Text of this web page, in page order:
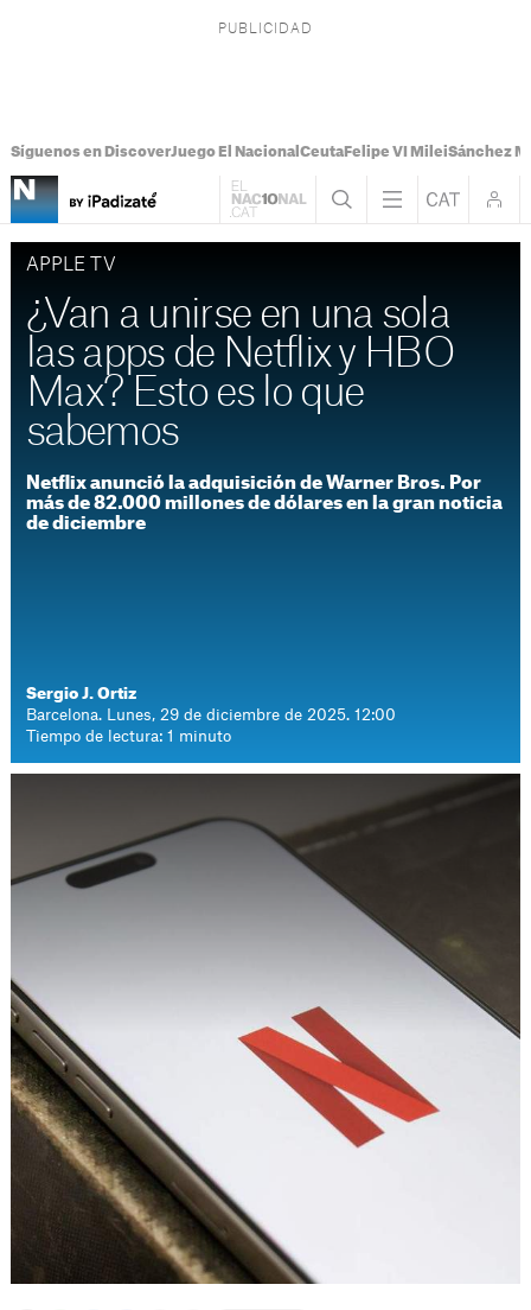
Síguenos en DiscoverJuego El Nacional CeutaFelipe VI MileiSánchez
APPLE TV
¿Van a unirse en una sola
las apps de Netflix y HBO
Max? Esto es lo que
sabemos
Netflix anunció la adquisición de Warner Bros. Por
más de 82.000 millones de dólares en la gran noticia
de diciembre
Sergio J. Ortiz
Barcelona. Lunes, 29 de diciembre de 2025. 12:00
Tiempo de lectura: 1 minuto